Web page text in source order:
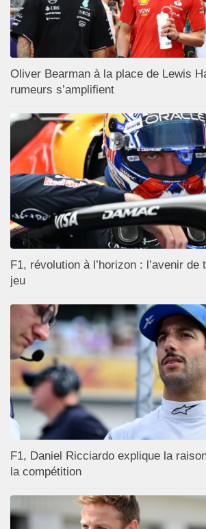
Oliver Bearman à la place de Lewis
rumeurs s’amplifient
F1, révolution à l’horizon : l’avenir de
jeu
F1, Daniel Ricciardo explique la
la compétition